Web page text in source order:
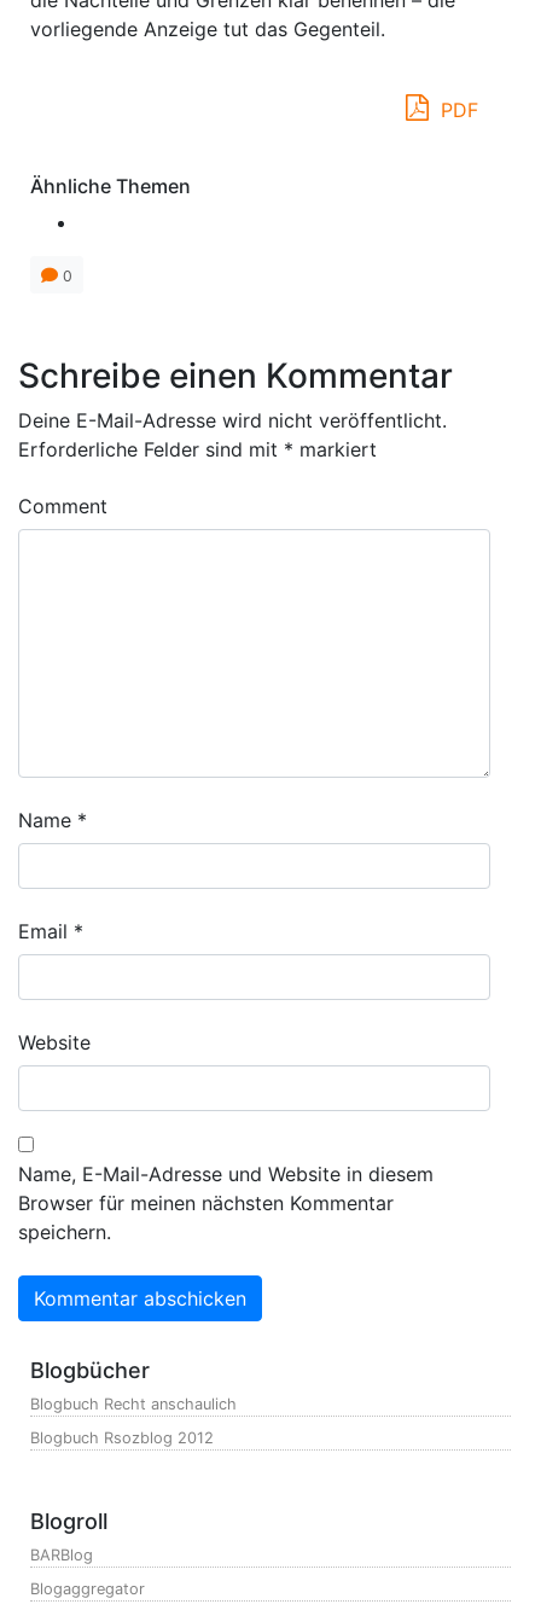
vorliegende Anzeige tut das Gegenteil.
PDF
Ähnliche Themen
0
Schreibe einen Kommentar
Deine E-Mail-Adresse wird nicht veröffentlicht.
Erforderliche Felder sind mit * markiert
Comment
Name *
Email *
Website
Name, E-Mail-Adresse und Website in diesem
Browser für meinen nächsten Kommentar
speichern.
Blogbücher
Blogbuch Recht anschaulich
Blogbuch Rsozblog 2012
Blogroll
BARBlog
Blogaggregator